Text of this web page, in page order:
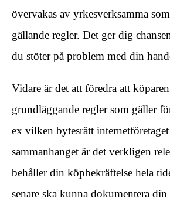
övervakas av yrkesverksamma
gällande regler. Det ger dig
du stöter på problem med din
Vidare är det att föredra att
grundläggande regler som gäller
ex vilken bytesrätt
sammanhanget är det verkligen
behåller din köpbekräftelse hela
senare ska kunna dokumentera